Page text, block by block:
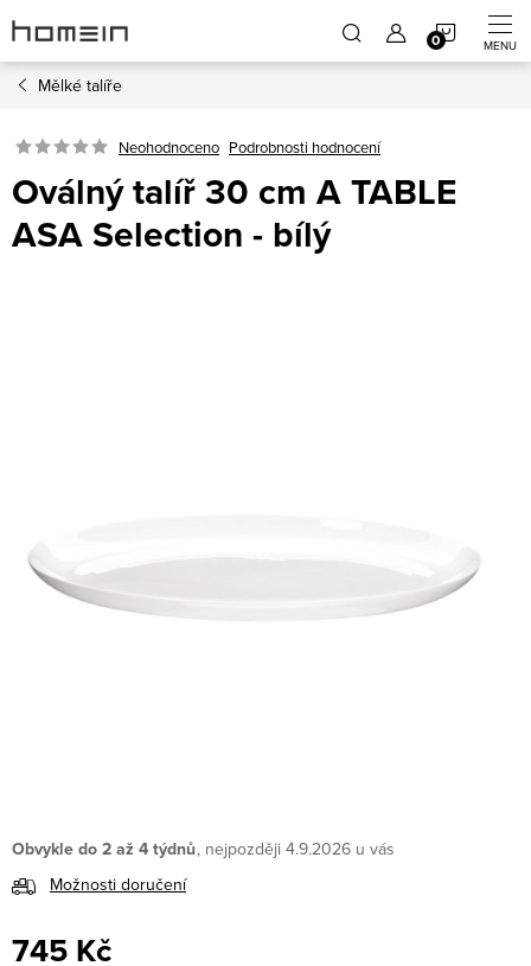
na
obsah
Mělké talíře
Neohodnoceno Podrobnosti hodnocení
Oválný talíř 30 cm A TABLE
ASA Selection - bílý
Obvykle do 2 až 4 týdnů
4.9.2026
Možnosti doručení
745 Kč